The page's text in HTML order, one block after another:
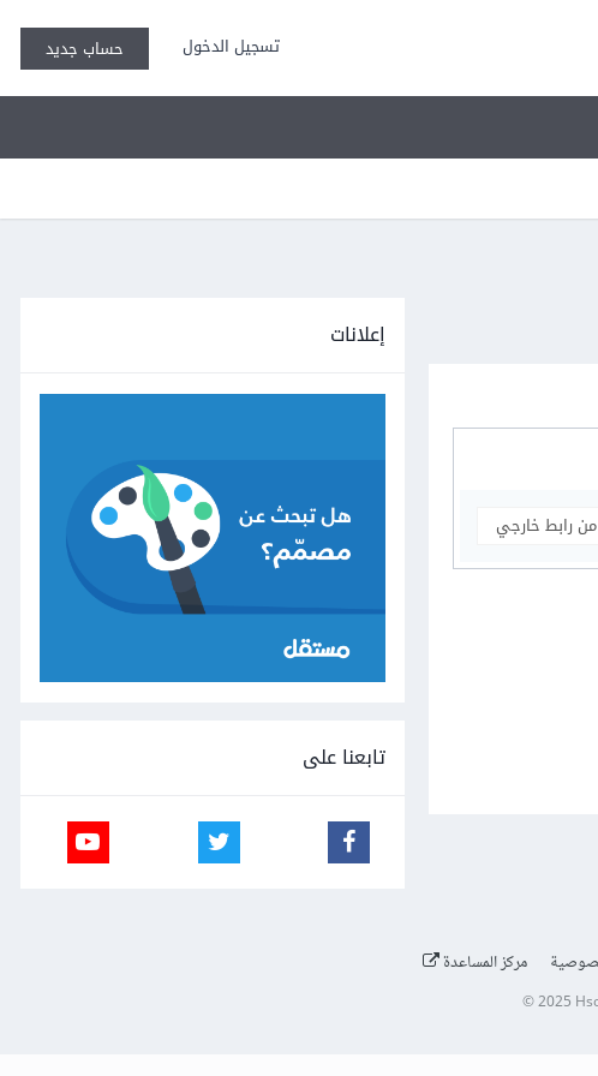
تسجيل الدخول حساب جديد
رابط خارجي
إعلانات
تابعنا على
مركز المساعدة
© 2025